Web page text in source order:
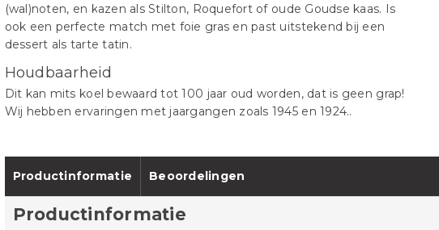
(wal)noten, en kazen als Stilton, Roquefort of oude Goudse kaas. Is
ook een perfecte match met foie gras en past uitstekend bij een
dessert als tarte tatin.
Houdbaarheid
Dit kan mits koel bewaard tot 100 jaar oud worden, dat is geen grap!
Wij hebben ervaringen met jaargangen zoals 1945 en 1924..
Productinformatie Beoordelingen
Productinformatie